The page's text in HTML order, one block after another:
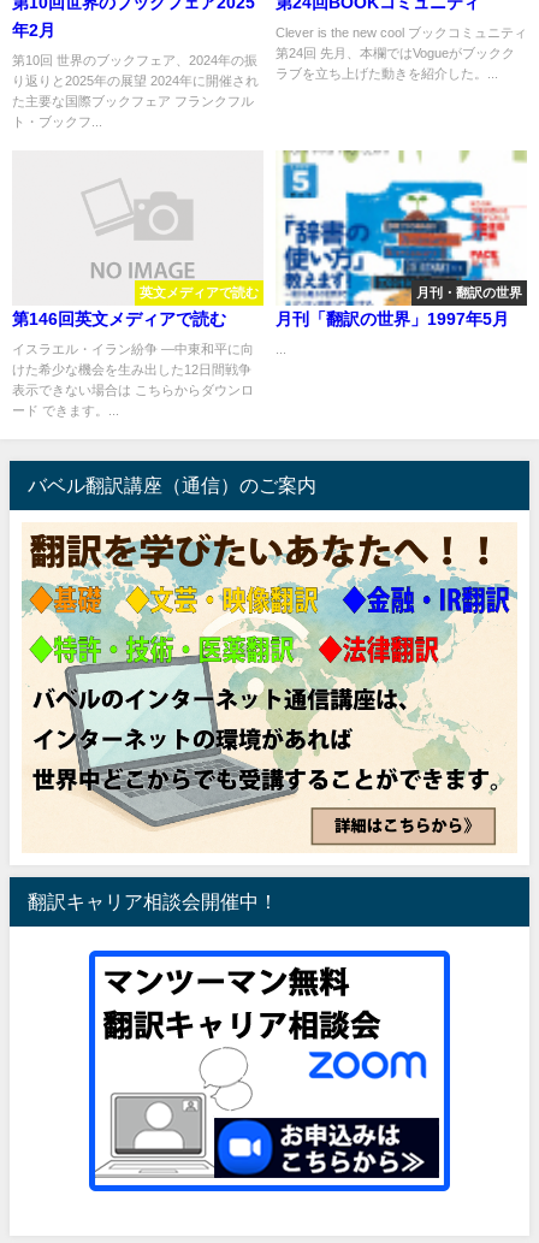
年2月
第10回 世界のブックフェア、2024年の振
り返りと2025年の展望 2024年に開催され
た主要な国際ブックフェア フランクフル
ト・ブックフ...
Clever is the new cool ブックコミュニティ
第24回 先月、本欄ではVogueがブックク
ラブを立ち上げた動きを紹介した。...
英文メディアで読む
第146回英文メディアで読む
イスラエル・イラン紛争 ―中東和平に向
けた希少な機会を生み出した12日間戦争
表示できない場合は こちらからダウンロ
ード できます。...
月刊・翻訳の世界
月刊「翻訳の世界」1997年5月
バベル翻訳講座（通信）のご案内
翻訳キャリア相談会開催中！